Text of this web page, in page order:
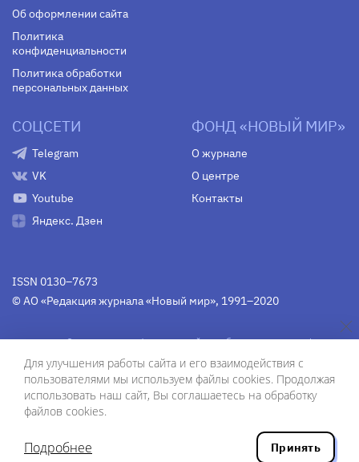
Об оформлении сайта
Политика
конфиденциальности
Политика обработки
персональных данных
СОЦСЕТИ
Telegram
VK
Youtube
Яндекс. Дзен
ФОНД «НОВЫЙ МИР»
О журнале
О центре
Контакты
ISSN 0130–7673
© АО «Редакция журнала «Новый мир», 1991–2020
Свидетельство Федеральной службы по надзору в сфере
связи, информационных технологий и массовых
коммуникаций средства массовой информации
(Роскомнадзор)ПИ № Фс 77-75754 от 13 июня 2019 г.
Разработка сайта — ООО «Инфодизайн»
Для улучшения работы сайта и его взаимодействия с
пользователями мы используем файлы cookies. Продолжая
использовать наш сайт, Вы соглашаетесь на обработку
файлов cookies.
Подробнее Принять